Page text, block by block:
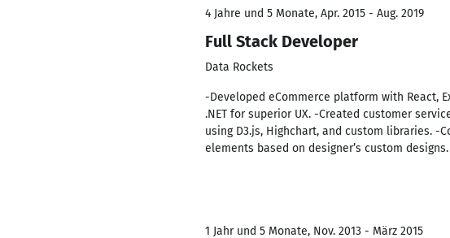
4 Jahre und 5 Monate, Apr. 2015 - Aug. 2019
Full Stack Developer
Data Rockets
-Developed eCommerce platform with React,
.NET for superior UX. -Created customer
using D3.js, Highchart, and custom libraries. -
elements based on designer’s custom
1 Jahr und 5 Monate, Nov. 2013 - März 2015